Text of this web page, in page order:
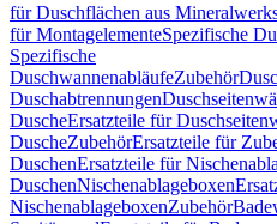
für Duschflächen aus
für MontagelementeSpezifische
Spezifische
DuschwannenabläufeZubehör
Duschabtrennungen
DuscheErsatzteile für
DuscheZubehörErsatzteile für
DuschenErsatzteile für
DuschenNischenablageboxen
NischenablageboxenZubehör